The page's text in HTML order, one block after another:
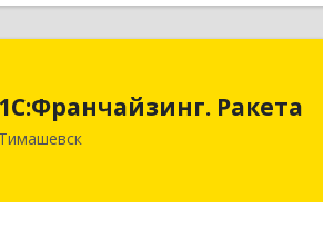
1С:Франчайзинг. Ракета
Тимашевск
Краснодарский край, Тимашевский р-
н, Медведовская ст-ца, Чайковского